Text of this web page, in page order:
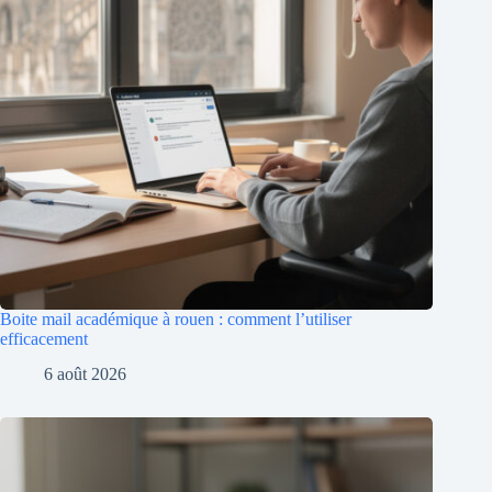
Boite mail académique à rouen : comment l’utiliser
efficacement
6 août 2026